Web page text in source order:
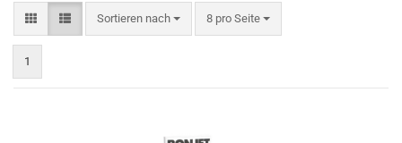
Sortieren nach
Sortieren nach 8 pro Seite
pro Seite
1